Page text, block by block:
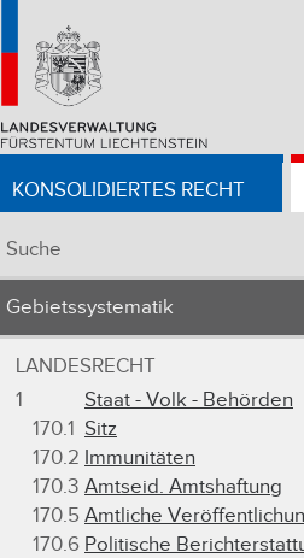
KONSOLIDIERTES RECHT
Suche
Gebietssystematik
LANDESRECHT
1
Staat - Volk - Behörden
170.1 Sitz
170.2 Immunitäten
170.3 Amtseid. Amtshaftung
170.5 Amtliche
170.6 Politische